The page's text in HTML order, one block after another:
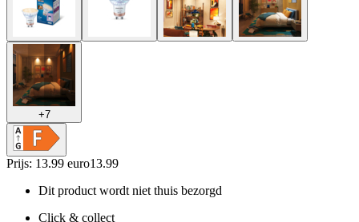
+7
Prijs: 13.99 euro13.99
Dit product wordt niet thuis bezorgd
Click & collect